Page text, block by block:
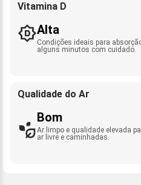
Vitamina D
Alta
Condições ideais para
alguns minutos com cuidado.
Qualidade do Ar
Bom
Ar limpo e qualidade elevada
ar livre e caminhadas.